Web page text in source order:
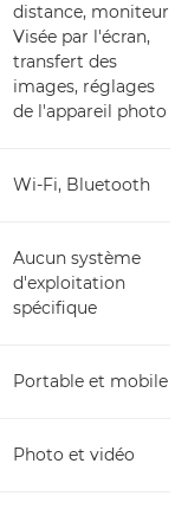
distance, moniteur
Visée par l'écran,
transfert des
images, réglages
de l'appareil photo
Wi-Fi, Bluetooth
Aucun système
d'exploitation
spécifique
Portable et mobile
Photo et vidéo